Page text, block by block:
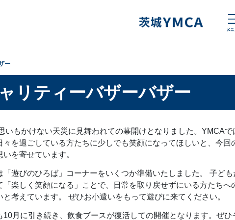
ー
リティーバザーバザー
いもかけない天災に見舞われての幕開けとなりました。YMCAで
々を過ごしている方たちに少しでも笑顔になってほしいと、今回
を寄せています。
「遊びのひろば」コーナーをいくつか準備いたしました。 子ども
「楽しく笑顔になる」ことで、日常を取り戻せずにいる方たちへ
と考えています。 ぜひお小遣いをもって遊びに来てください。
10月に引き続き、飲食ブースが復活しての開催となります。ぜひ